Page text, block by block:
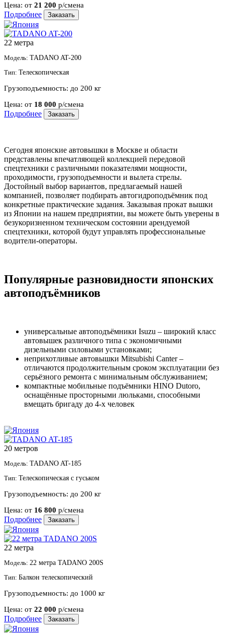
Цена: от 21 200 р/смена
Подробнее Заказать
22 метра
Модель: TADANO AT-200
Тип: Телескопическая
Грузоподъемность: до 200 кг
Цена: от 18 000 р/смена
Подробнее Заказать
Сегодня японские автовышки в Москве и области
представлены впечатляющей коллекцией передовой
спецтехники с различными показателями мощности,
проходимости, грузоподъемности и вылета стрелы.
Достойный выбор вариантов, предлагаемый нашей
компанией, позволяет подбирать автогидроподъёмник под
конкретные практические задания. Заказывая прокат вышки
из Японии на нашем предприятии, вы можете быть уверены в
безукоризненном техническом состоянии арендуемой
спецтехники, которой будут управлять профессиональные
водители-операторы.
Популярные разновидности японских
автоподъёмников
универсальные автоподъёмники Isuzu – широкий класс
автовышек различного типа с экономичными
дизельными силовыми установками;
неприхотливые автовышки Mitsubishi Canter –
отличаются продолжительным сроком эксплуатации без
серьёзного ремонта с минимальным обслуживанием;
компактные мобильные подъёмники HINO Dutoro,
оснащённые просторными люльками, способными
вмещать бригаду до 4-х человек
20 метров
Модель: TADANO AT-185
Тип: Телескопическая с гуськом
Грузоподъемность: до 200 кг
Цена: от 16 800 р/смена
Подробнее Заказать
22 метра
Модель: 22 метра TADANO 200S
Тип: Балкон телескопический
Грузоподъемность: до 1000 кг
Цена: от 22 000 р/смена
Подробнее Заказать